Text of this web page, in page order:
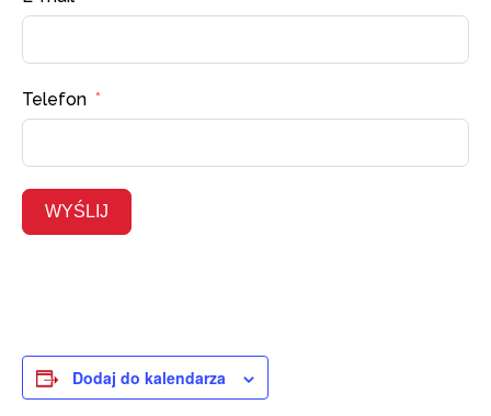
Telefon
WYŚLIJ
Dodaj do kalendarza